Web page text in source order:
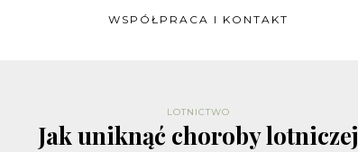
WSPÓŁPRACA I KONTAKT
LOTNICTWO
Jak uniknąć choroby lotniczej